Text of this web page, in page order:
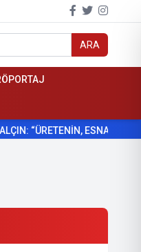
ARA
“ÜRETENİN, ESNAFIN VE